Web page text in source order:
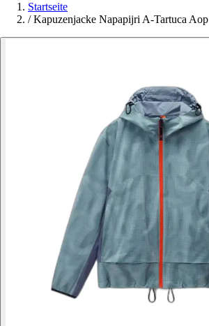
Startseite
/ Kapuzenjacke Napapijri A-Tartuca Aop